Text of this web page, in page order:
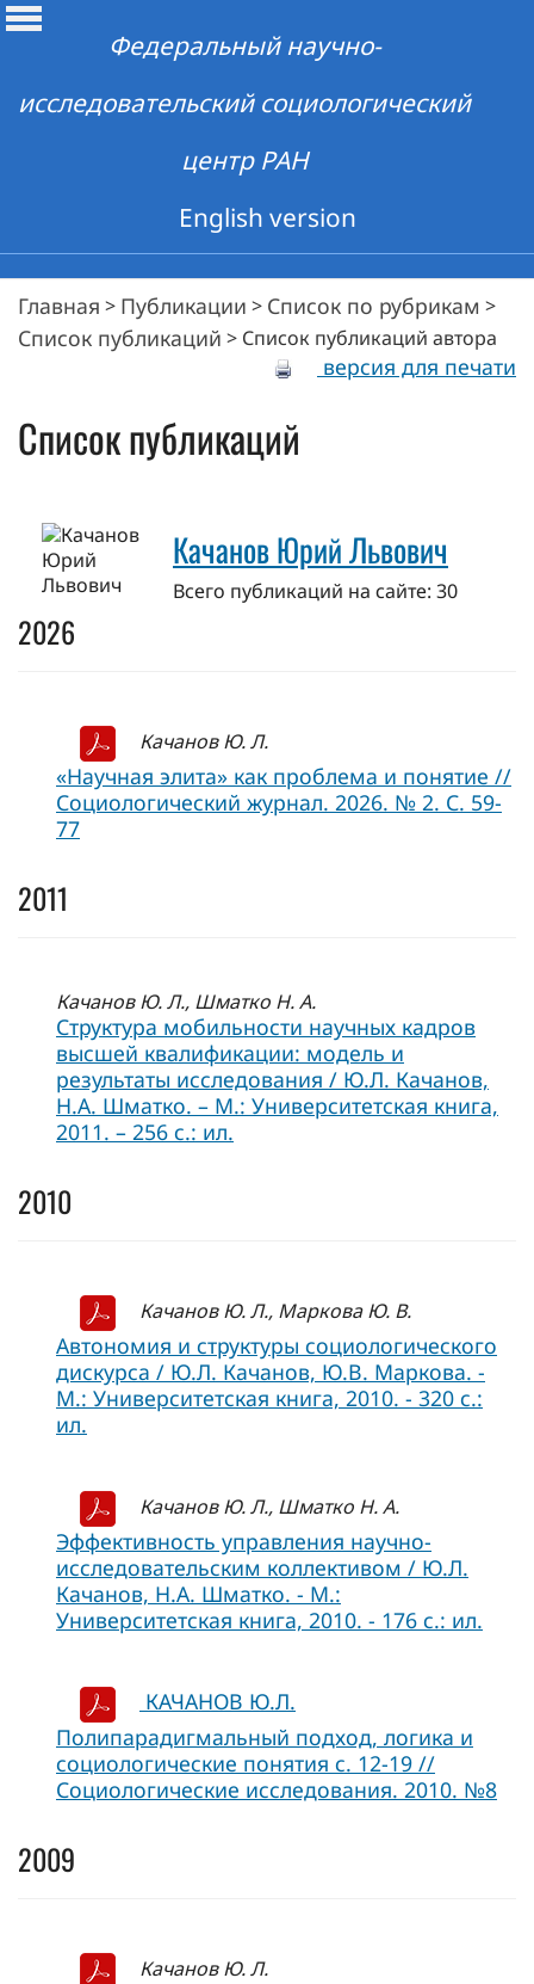
Федеральный научно-
исследовательский социологический
центр РАН
English version
Главная > Публикации > Список по рубрикам >
Список публикаций > Список публикаций автора
версия для печати
Список публикаций
Качанов Юрий Львович
Всего публикаций на сайте: 30
2026
Качанов Ю. Л.
«Научная элита» как проблема и понятие //
Социологический журнал. 2026. № 2. С. 59-
77
2011
Качанов Ю. Л., Шматко Н. А.
Структура мобильности научных кадров
высшей квалификации: модель и
результаты исследования / Ю.Л. Качанов,
Н.А. Шматко. – М.: Университетская книга,
2011. – 256 с.: ил.
2010
Качанов Ю. Л., Маркова Ю. В.
Автономия и структуры социологического
дискурса / Ю.Л. Качанов, Ю.В. Маркова. -
М.: Университетская книга, 2010. - 320 с.:
ил.
Качанов Ю. Л., Шматко Н. А.
Эффективность управления научно-
исследовательским коллективом / Ю.Л.
Качанов, Н.А. Шматко. - М.:
Университетская книга, 2010. - 176 с.: ил.
КАЧАНОВ Ю.Л.
Полипарадигмальный подход, логика и
социологические понятия с. 12-19 //
Социологические исследования. 2010. №8
2009
Качанов Ю. Л.